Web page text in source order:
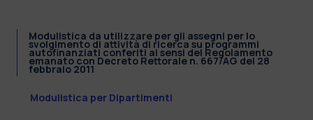
Modulistica da utilizzare per gli assegni per lo
svolgimento di attività di ricerca su programmi
autofinanziati conferiti ai sensi del Regolamento
emanato con Decreto Rettorale n. 667/AG del 28
febbraio 2011
Modulistica per Dipartimenti